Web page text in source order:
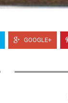
GOOGLE+